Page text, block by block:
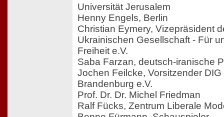
Universität Jerusalem
Henny Engels, Berlin
Christian Eymery, Vizepräsident
Ukrainischen Gesellschaft - Für
Freiheit e.V.
Saba Farzan, deutsch-iranische
Jochen Feilcke, Vorsitzender
Brandenburg e.V.
Prof. Dr. Dr. Michel Friedman
Ralf Fücks, Zentrum Liberale